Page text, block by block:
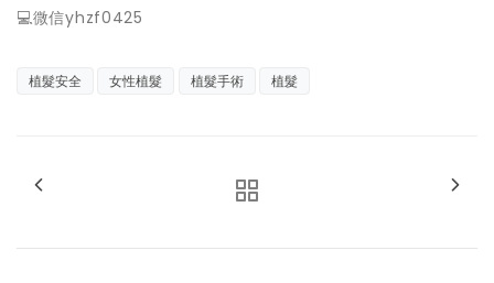
💻微信yhzf0425
植髮安全 女性植髮 植髮手術 植髮